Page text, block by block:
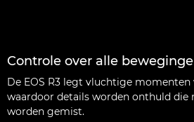
Controle over alle
De EOS R3 legt vluchtige momenten
waardoor details worden onthuld die
worden gemist.